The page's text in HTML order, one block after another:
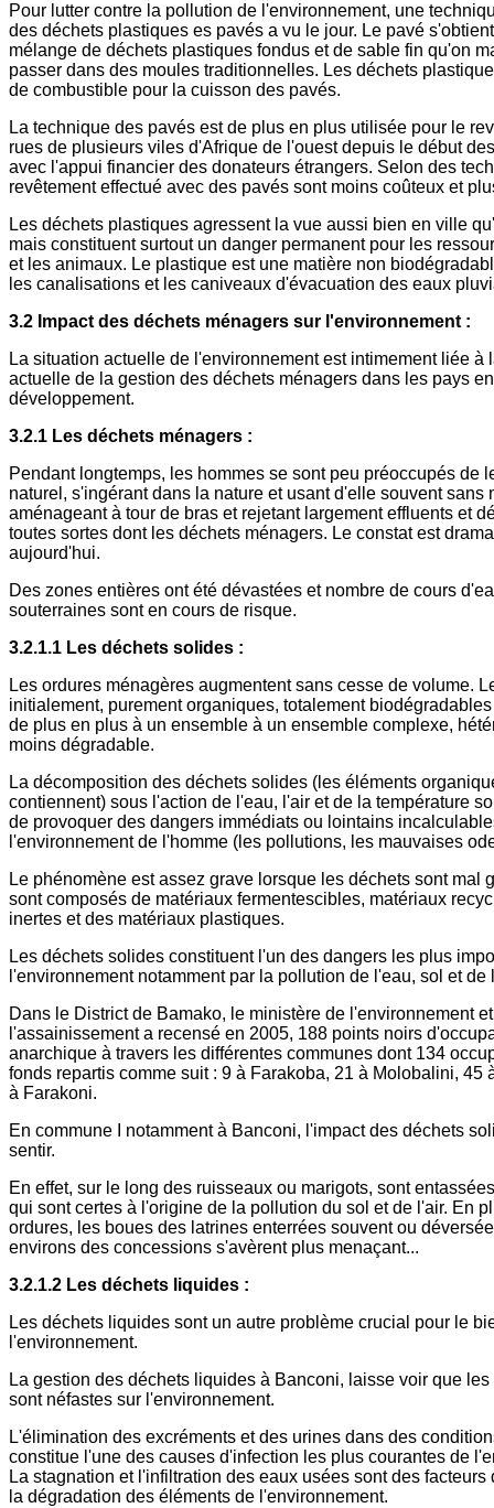
Pour lutter contre la pollution de l'environnement, une
des déchets plastiques es pavés a vu le jour. Le pavé
mélange de déchets plastiques fondus et de sable fin qu'on
passer dans des moules traditionnelles. Les déchets
de combustible pour la cuisson des pavés.
La technique des pavés est de plus en plus utilisée pour le
rues de plusieurs viles d'Afrique de l'ouest depuis le début
avec l'appui financier des donateurs étrangers. Selon des
revêtement effectué avec des pavés sont moins coûteux et
Les déchets plastiques agressent la vue aussi bien en ville
mais constituent surtout un danger permanent pour les
et les animaux. Le plastique est une matière non
les canalisations et les caniveaux d'évacuation des eaux
3.2 Impact des déchets ménagers sur l'environnement :
La situation actuelle de l'environnement est intimement liée à
actuelle de la gestion des déchets ménagers dans les pays en
développement.
3.2.1 Les déchets ménagers :
Pendant longtemps, les hommes se sont peu préoccupés de
naturel, s'ingérant dans la nature et usant d'elle souvent sans
aménageant à tour de bras et rejetant largement effluents et
toutes sortes dont les déchets ménagers. Le constat est
aujourd'hui.
Des zones entières ont été dévastées et nombre de cours
souterraines sont en cours de risque.
3.2.1.1 Les déchets solides :
Les ordures ménagères augmentent sans cesse de volume.
initialement, purement organiques, totalement
de plus en plus à un ensemble à un ensemble complexe,
moins dégradable.
La décomposition des déchets solides (les éléments
contiennent) sous l'action de l'eau, l'air et de la température
de provoquer des dangers immédiats ou lointains
l'environnement de l'homme (les pollutions, les mauvaises
Le phénomène est assez grave lorsque les déchets sont mal
sont composés de matériaux fermentescibles, matériaux
inertes et des matériaux plastiques.
Les déchets solides constituent l'un des dangers les plus
l'environnement notamment par la pollution de l'eau, sol et de
Dans le District de Bamako, le ministère de l'environnement
l'assainissement a recensé en 2005, 188 points noirs
anarchique à travers les différentes communes dont 134
fonds repartis comme suit : 9 à Farakoba, 21 à Molobalini, 45
à Farakoni.
En commune I notamment à Banconi, l'impact des déchets
sentir.
En effet, sur le long des ruisseaux ou marigots, sont
qui sont certes à l'origine de la pollution du sol et de l'air. En
ordures, les boues des latrines enterrées souvent ou
environs des concessions s'avèrent plus menaçant...
3.2.1.2 Les déchets liquides :
Les déchets liquides sont un autre problème crucial pour le
l'environnement.
La gestion des déchets liquides à Banconi, laisse voir que
sont néfastes sur l'environnement.
L'élimination des excréments et des urines dans des
constitue l'une des causes d'infection les plus courantes de
La stagnation et l'infiltration des eaux usées sont des facteurs
la dégradation des éléments de l'environnement.